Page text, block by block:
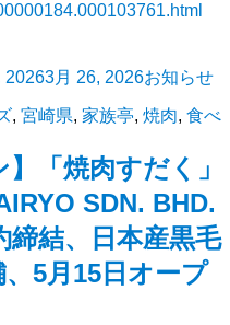
20263月 26, 2026お知らせ
, 宮崎県, 家族亭, 焼肉, 食べ
「焼肉すだく」
SDN. BHD.
結、日本産黒毛
5月15日オープ